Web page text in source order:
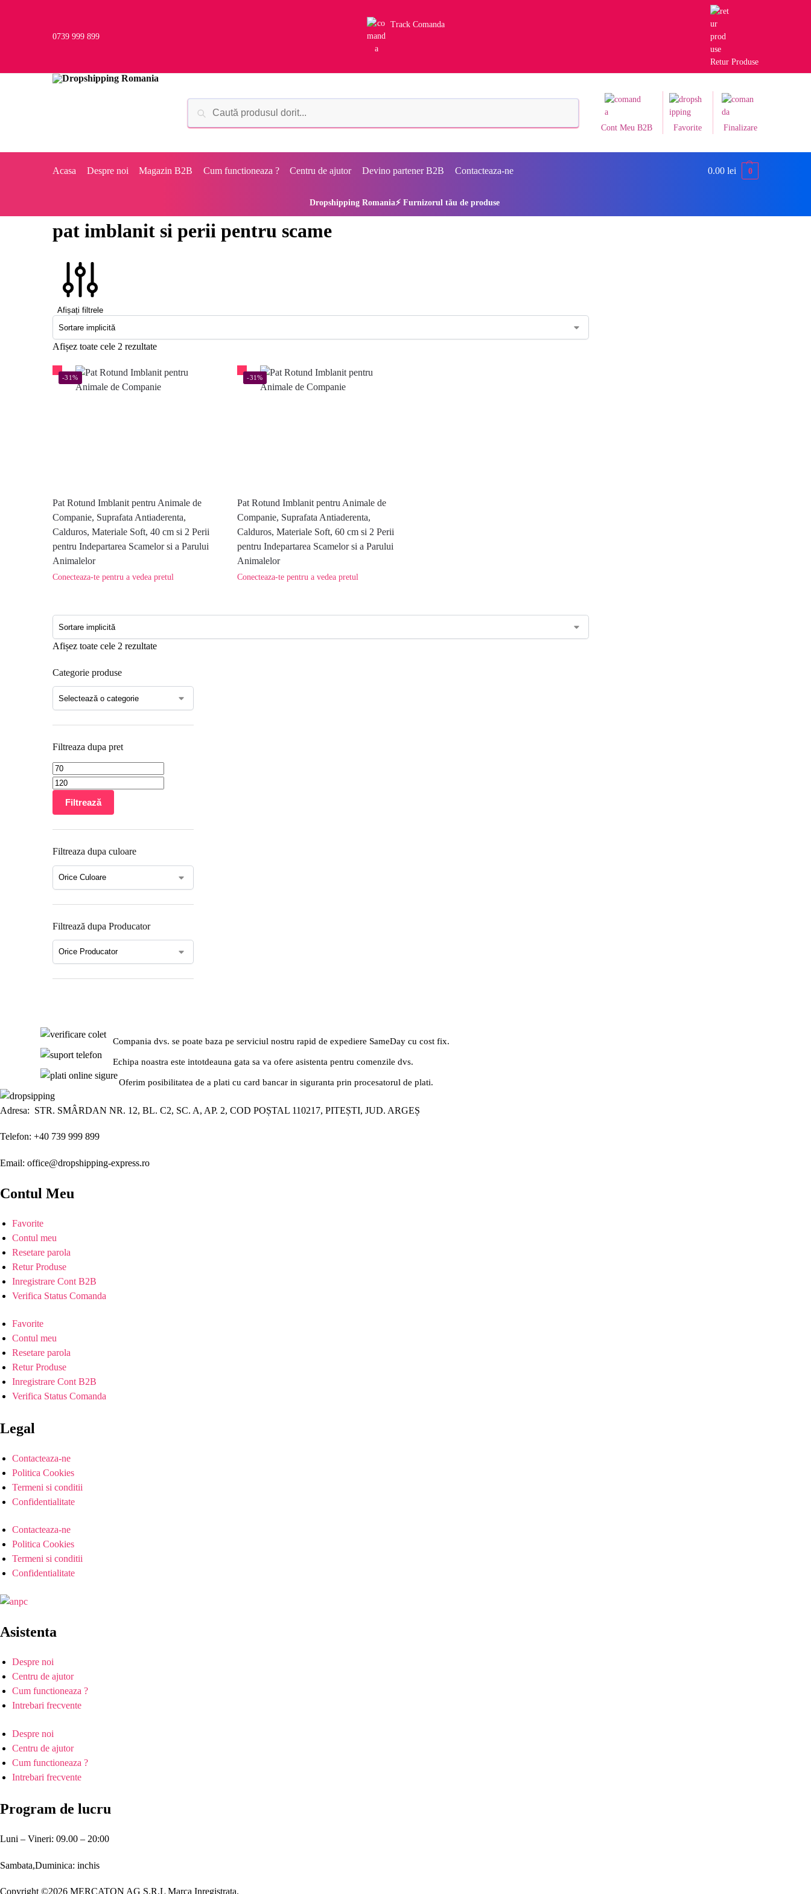
0739 999 899
Track Comanda
Retur Produse
Cont Meu B2B Favorite Finalizare
Acasa Despre noi Magazin B2B Cum functioneaza ? Centru de ajutor Devino partener B2B Contacteaza-ne 0.00 lei 0
Dropshipping Romania⚡ Furnizorul tău de produse
pat imblanit si perii pentru scame
Afișați filtrele
Afișez toate cele 2 rezultate
-31%
Pat Rotund Imblanit pentru Animale de
Companie, Suprafata Antiaderenta,
Calduros, Materiale Soft, 40 cm si 2 Perii
pentru Indepartarea Scamelor si a Parului
Animalelor
Conecteaza-te pentru a vedea pretul
-31%
Pat Rotund Imblanit pentru Animale de
Companie, Suprafata Antiaderenta,
Calduros, Materiale Soft, 60 cm si 2 Perii
pentru Indepartarea Scamelor si a Parului
Animalelor
Conecteaza-te pentru a vedea pretul
Afișez toate cele 2 rezultate
Categorie produse
Filtreaza dupa pret
Filtrează
Filtreaza dupa culoare
Filtrează dupa Producator
Compania dvs. se poate baza pe serviciul nostru rapid de expediere SameDay cu cost fix.
Echipa noastra este intotdeauna gata sa va ofere asistenta pentru comenzile dvs.
Oferim posibilitatea de a plati cu card bancar in siguranta prin procesatorul de plati.
Adresa: STR. SMÂRDAN NR. 12, BL. C2, SC. A, AP. 2, COD POȘTAL 110217, PITEȘTI, JUD. ARGEȘ
Telefon: +40 739 999 899
Email: office@dropshipping-express.ro
Contul Meu
Favorite
Contul meu
Resetare parola
Retur Produse
Inregistrare Cont B2B
Verifica Status Comanda
Favorite
Contul meu
Resetare parola
Retur Produse
Inregistrare Cont B2B
Verifica Status Comanda
Legal
Contacteaza-ne
Politica Cookies
Termeni si conditii
Confidentialitate
Contacteaza-ne
Politica Cookies
Termeni si conditii
Confidentialitate
Asistenta
Despre noi
Centru de ajutor
Cum functioneaza ?
Intrebari frecvente
Despre noi
Centru de ajutor
Cum functioneaza ?
Intrebari frecvente
Program de lucru
Luni – Vineri: 09.00 – 20:00
Sambata,Duminica: inchis
Copyright ©2026 MERCATON AG S.R.L Marca Inregistrata.